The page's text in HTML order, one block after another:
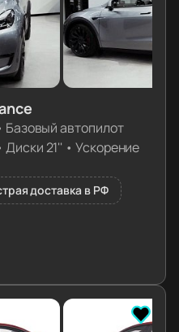
Базовый автопилот
Диски 21'' • Ускорение
доставка в РФ